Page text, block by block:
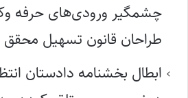
چشمگیر ورودی‌های حرفه
طراحان قانون تسهیل
ابطال بخشنامه دادستان